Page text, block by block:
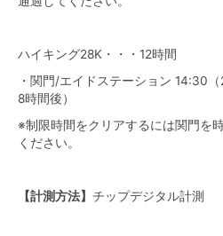
ハイキング28K・・・12時間
・関門/エイドステーション 14:30
8時間後）
※制限時間をクリアするには関門を
ください。
【計測方法】 チップデジタル計測